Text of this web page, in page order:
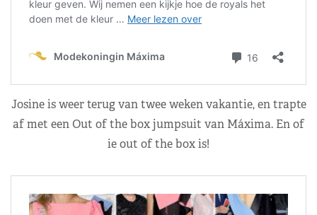
Josine is weer terug van twee weken vakantie, en trapte
af met een Out of the box jumpsuit van Máxima. En of
ie out of the box is!